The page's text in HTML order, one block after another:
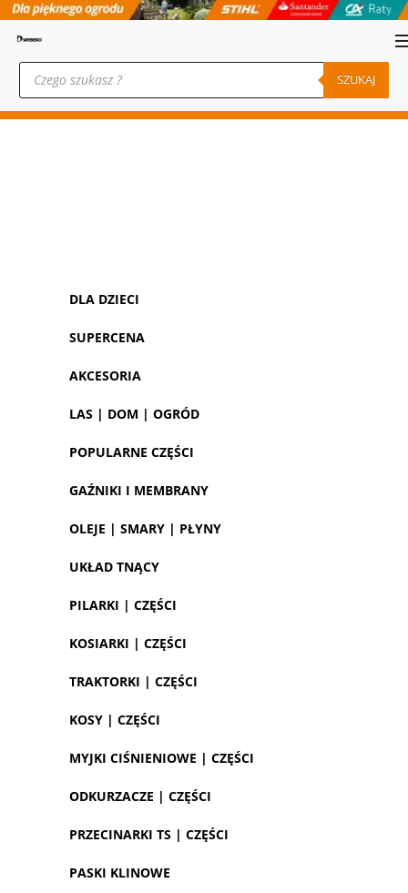
Wyszukiwarka
produktów SZUKAJ
DLA DZIECI
SUPERCENA
AKCESORIA
LAS | DOM | OGRÓD
POPULARNE CZĘŚCI
GAŹNIKI I MEMBRANY
OLEJE | SMARY | PŁYNY
UKŁAD TNĄCY
PILARKI | CZĘŚCI
KOSIARKI | CZĘŚCI
TRAKTORKI | CZĘŚCI
KOSY | CZĘŚCI
MYJKI CIŚNIENIOWE | CZĘŚCI
ODKURZACZE | CZĘŚCI
PRZECINARKI TS | CZĘŚCI
PASKI KLINOWE